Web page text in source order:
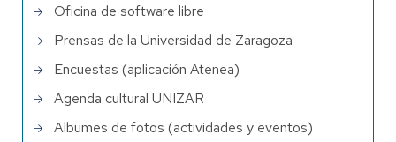
Oficina de software libre
Prensas de la Universidad de Zaragoza
Encuestas (aplicación Atenea)
Agenda cultural UNIZAR
Albumes de fotos (actividades y eventos)